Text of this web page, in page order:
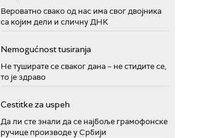
Вероватно свако од нас има свог двојника
са којим дели и сличну ДНК
Nemogućnost tusiranja
Не туширате се сваког дана – не стидите се,
то је здраво
Cestitke za uspeh
Да ли сте знали да се најбоље грамофонске
ручице производе у Србији